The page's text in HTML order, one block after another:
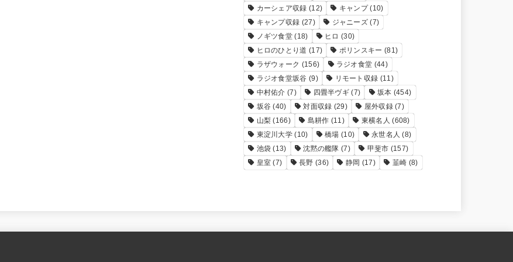
カーシェア収録 (12) キャンプ(10)
キャンプ収録 (27) ジャニーズ (7)
ノギツ食堂 (18) ヒロ (30)
ヒロのひとり道 (17) ポリンスキー (81)
ラザウォーク (156) ラジオ食堂 (44)
ラジオ食堂坂谷 (9) リモート収録 (11)
中村佑介 (7) 四畳半ヴギ (7) 坂本 (454)
坂谷 (40) 対面収録 (29) 屋外収録(7)
山梨 (166) 島耕作 (11) 東横名人 (608)
東淀川大学 (10) 橋場 (10) 永世名人 (8)
池袋 (13) 沈黙の艦隊 (7) 甲斐市 (157)
皇室 (7) 長野 (36) 静岡 (17) 韮崎 (8)